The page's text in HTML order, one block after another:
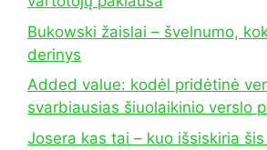
Bukowski žaislai – švelnumo,
derinys
Added value: kodėl pridėtinė
svarbiausias šiuolaikinio verslo
Josera kas tai – kuo išsiskiria